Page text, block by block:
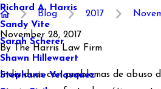
Richard A. Harris
Sandy Vite
Sarah Scherer
Shawn Hillewaert
Stephanie Velasquez
Blog 2017
November 28, 2017
By
The Harris Law Firm
Individuos con problemas de abuso